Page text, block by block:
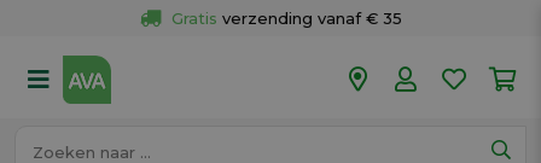
Gratis verzending vanaf € 35
50 winkels